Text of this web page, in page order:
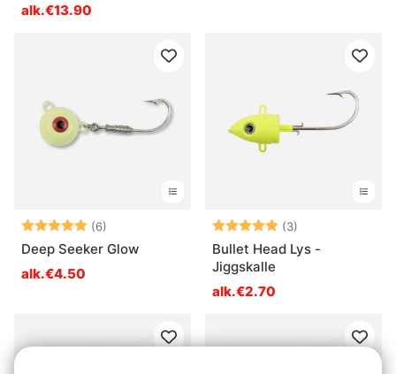
alk.€13.90
Arvio: (6)
5.0 5:sta tähdestä
Deep Seeker Glow
alk.€4.50
Arvio: (3)
Bullet Head Lys -
Jiggskalle
alk.€2.70